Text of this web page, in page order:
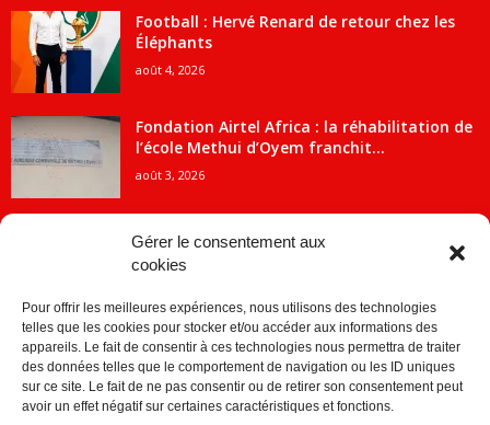
Gérer le consentement aux
cookies
Pour offrir les meilleures expériences, nous utilisons des technologies
telles que les cookies pour stocker et/ou accéder aux informations des
appareils. Le fait de consentir à ces technologies nous permettra de traiter
des données telles que le comportement de navigation ou les ID uniques
sur ce site. Le fait de ne pas consentir ou de retirer son consentement peut
avoir un effet négatif sur certaines caractéristiques et fonctions.
Football : Hervé Renard de retour chez les
Éléphants
août 4, 2026
Fondation Airtel Africa : la réhabilitation de
l’école Methui d’Oyem franchit...
août 3, 2026
ACTUALITES
Economie 2091
1840
Société